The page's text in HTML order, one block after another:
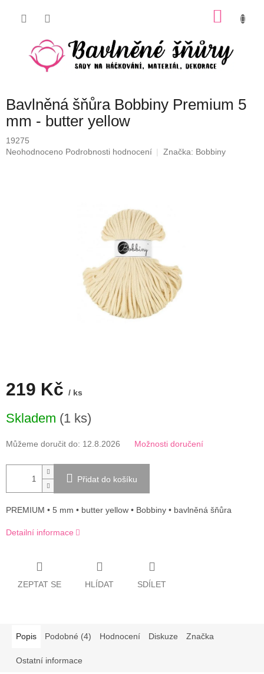
Bavlněná šňůra Bobbiny Premium 5
mm - butter yellow
19275
Průměrné
Neohodnoceno Podrobnosti hodnocení Značka: Bobbiny
219 Kč / ks
cena:
Skladem (1 ks)
Můžeme doručit do: 12.8.2026 Možnosti doručení
Přidat do košíku
PREMIUM • 5 mm • butter yellow • Bobbiny • bavlněná šňůra
Detailní informace
ZEPTAT SE HLÍDAT SDÍLET
Popis Podobné (4) Hodnocení Diskuze Značka
Ostatní informace